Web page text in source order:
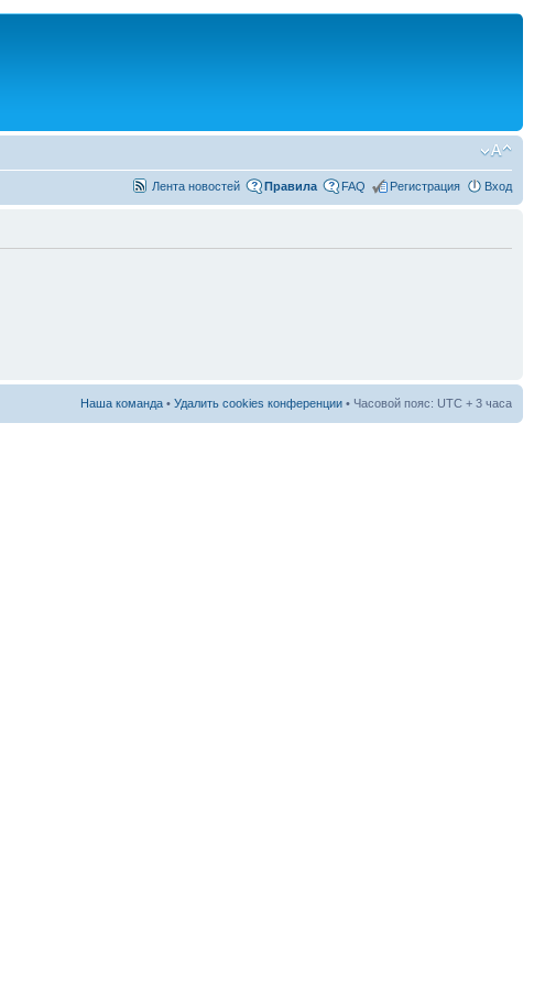
Лента новостей Правила FAQ Регистрация Вход
Наша команда • Удалить cookies конференции • Часовой пояс: UTC + 3 часа